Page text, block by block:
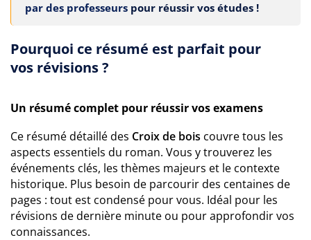
par des professeurs pour réussir vos études !
Pourquoi ce résumé est parfait pour
vos révisions ?
Un résumé complet pour réussir vos examens
Ce résumé détaillé des Croix de bois couvre tous les
aspects essentiels du roman. Vous y trouverez les
événements clés, les thèmes majeurs et le contexte
historique. Plus besoin de parcourir des centaines de
pages : tout est condensé pour vous. Idéal pour les
révisions de dernière minute ou pour approfondir vos
connaissances.